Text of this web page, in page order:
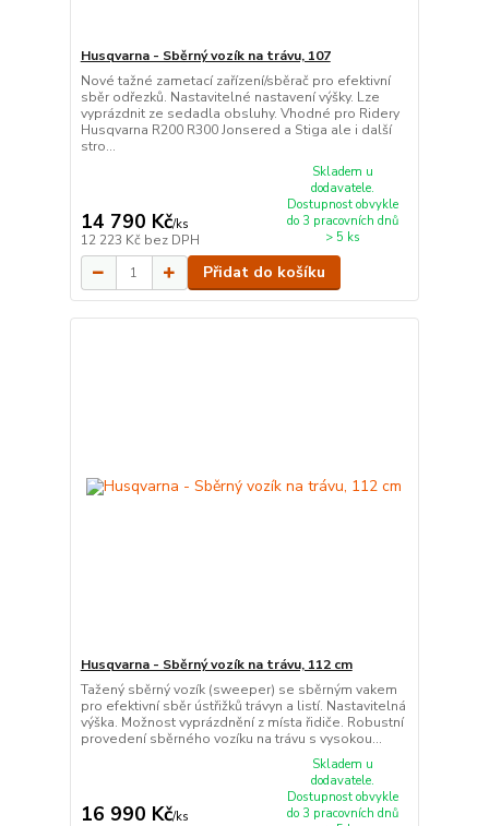
Husqvarna - Sběrný vozík na trávu, 107
Nové tažné zametací zařízení/sběrač pro efektivní
sběr odřezků. Nastavitelné nastavení výšky. Lze
vyprázdnit ze sedadla obsluhy. Vhodné pro Ridery
Husqvarna R200 R300 Jonsered a Stiga ale i další
stro...
14 790 Kč/ks
12 223 Kč bez DPH
Skladem u
dodavatele.
Dostupnost obvykle
do 3 pracovních dnů
> 5 ks
Přidat do košíku
Husqvarna - Sběrný vozík na trávu, 112 cm
Tažený sběrný vozík (sweeper) se sběrným vakem
pro efektivní sběr ústřižků trávyn a listí. Nastavitelná
výška. Možnost vyprázdnění z místa řidiče. Robustní
provedení sběrného vozíku na trávu s vysokou...
16 990 Kč/ks
Skladem u
dodavatele.
Dostupnost obvykle
do 3 pracovních dnů